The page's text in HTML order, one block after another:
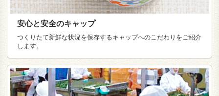
安心と安全のキャップ
つくりたて新鮮な状況を保存するキャップへのこだわりをご紹介
します。